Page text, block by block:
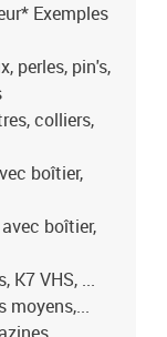
Exemples
perles, pin's,
colliers,
boîtier,
boîtier,
K7 VHS, ...
moyens,...